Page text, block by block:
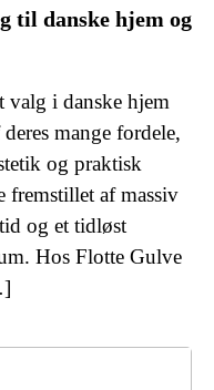
til danske hjem og
i danske hjem
mange fordele,
og praktisk
fremstillet af massiv
og et tidløst
Hos Flotte Gulve